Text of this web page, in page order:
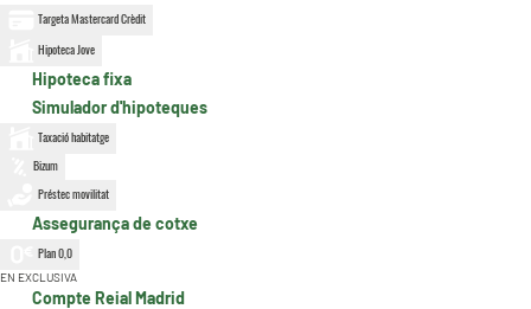
Targeta Mastercard Crèdit
Hipoteca Jove
Hipoteca fixa
Simulador d'hipoteques
Taxació habitatge
Bizum
Préstec movilitat
Assegurança de cotxe
Plan 0,0
EN EXCLUSIVA
Compte Reial Madrid